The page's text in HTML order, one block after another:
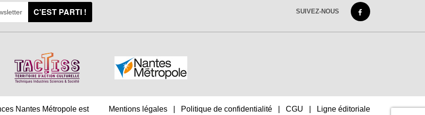
C'EST PARTI ! SUIVEZ-NOUS
Nantes Métropole est Mentions légales| Politique de confidentialité| CGU Ligne éditoriale